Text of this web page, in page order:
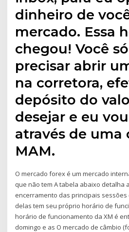
dinheiro de
mercado. Essa
chegou! Você
precisar abrir
na corretora,
depósito do
desejar e eu
através de uma
MAM.
O mercado forex é um mercado
que não tem A tabela abaixo detalha
encerramento das principais sessões
delas tem seu próprio horário de
horário de funcionamento da XM é
domingo e as O mercado de câmbio